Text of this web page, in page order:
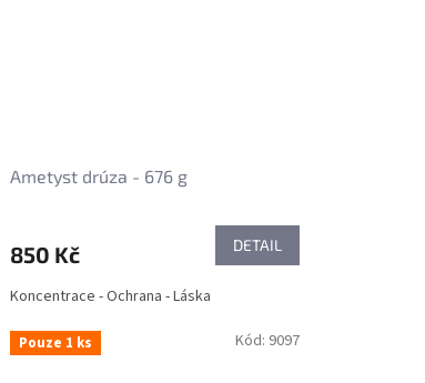
Ametyst drúza - 676 g
850 Kč DETAIL
Koncentrace - Ochrana - Láska
Pouze 1 ks Kód: 9097